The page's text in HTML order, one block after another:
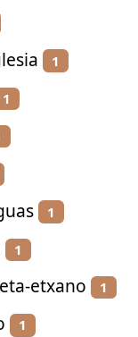
1
1
1
1
etxano 1
1